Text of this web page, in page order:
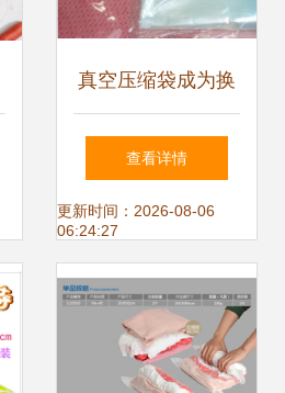
真空压缩袋成为换
季收纳新宠 正品加
厚11丝衣袋备受青
睐
查看详情
更新时间：2026-08-06
06:24:27